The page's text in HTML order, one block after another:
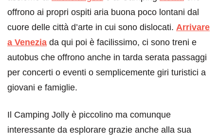
offrono ai propri ospiti aria buona poco lontani dal
cuore delle città d’arte in cui sono dislocati. Arrivare
a Venezia da qui poi è facilissimo, ci sono treni e
autobus che offrono anche in tarda serata passaggi
per concerti o eventi o semplicemente giri turistici a
giovani e famiglie.
Il Camping Jolly è piccolino ma comunque
interessante da esplorare grazie anche alla sua